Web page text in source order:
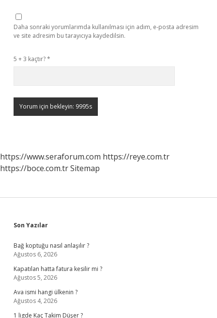
Daha sonraki yorumlarımda kullanılması için adım, e-posta adresim
ve site adresim bu tarayıcıya kaydedilsin.
5 + 3 kaçtır?*
https://www.seraforum.com https://reye.com.tr
https://boce.com.trSitemap
Sidebar
Son Yazılar
Bağ koptuğu nasıl anlaşılır ?
Ağustos 6, 2026
Kapatılan hatta fatura kesilir mi ?
Ağustos 5, 2026
Ava ismi hangi ülkenin ?
Ağustos 4, 2026
1 ligde Kaç Takim Düşer ?